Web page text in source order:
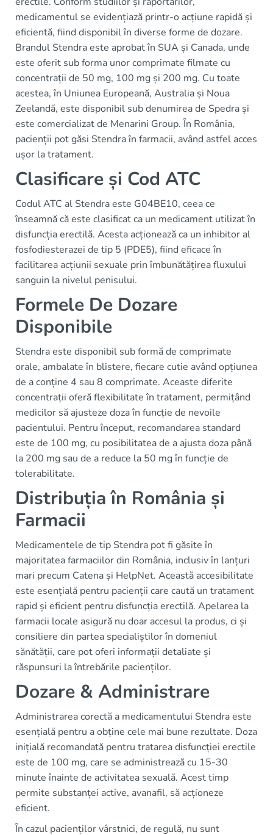
medicamentul se evidențiază printr-o acțiune rapidă și
eficientă, fiind disponibil în diverse forme de dozare.
Brandul Stendra este aprobat în SUA și Canada, unde
este oferit sub forma unor comprimate filmate cu
concentrații de 50 mg, 100 mg și 200 mg. Cu toate
acestea, în Uniunea Europeană, Australia și Noua
Zeelandă, este disponibil sub denumirea de Spedra și
este comercializat de Menarini Group. În România,
pacienții pot găsi Stendra în farmacii, având astfel acces
ușor la tratament.
Clasificare și Cod ATC
Codul ATC al Stendra este G04BE10, ceea ce
înseamnă că este clasificat ca un medicament utilizat în
disfuncția erectilă. Acesta acționează ca un inhibitor al
fosfodiesterazei de tip 5 (PDE5), fiind eficace în
facilitarea acțiunii sexuale prin îmbunătățirea fluxului
sanguin la nivelul penisului.
Formele De Dozare
Disponibile
Stendra este disponibil sub formă de comprimate
orale, ambalate în blistere, fiecare cutie având opțiunea
de a conține 4 sau 8 comprimate. Aceaste diferite
concentrații oferă flexibilitate în tratament, permițând
medicilor să ajusteze doza în funcție de nevoile
pacientului. Pentru început, recomandarea standard
este de 100 mg, cu posibilitatea de a ajusta doza până
la 200 mg sau de a reduce la 50 mg în funcție de
tolerabilitate.
Distribuția în România și
Farmacii
Medicamentele de tip Stendra pot fi găsite în
majoritatea farmaciilor din România, inclusiv în lanțuri
mari precum Catena și HelpNet. Această accesibilitate
este esențială pentru pacienții care caută un tratament
rapid și eficient pentru disfuncția erectilă. Apelarea la
farmacii locale asigură nu doar accesul la produs, ci și
consiliere din partea specialiștilor în domeniul
sănătății, care pot oferi informații detaliate și
răspunsuri la întrebările pacienților.
Dozare & Administrare
Administrarea corectă a medicamentului Stendra este
esențială pentru a obține cele mai bune rezultate. Doza
inițială recomandată pentru tratarea disfuncției erectile
este de 100 mg, care se administrează cu 15-30
minute înainte de activitatea sexuală. Acest timp
permite substanței active, avanafil, să acționeze
eficient.
În cazul pacienților vârstnici, de regulă, nu sunt